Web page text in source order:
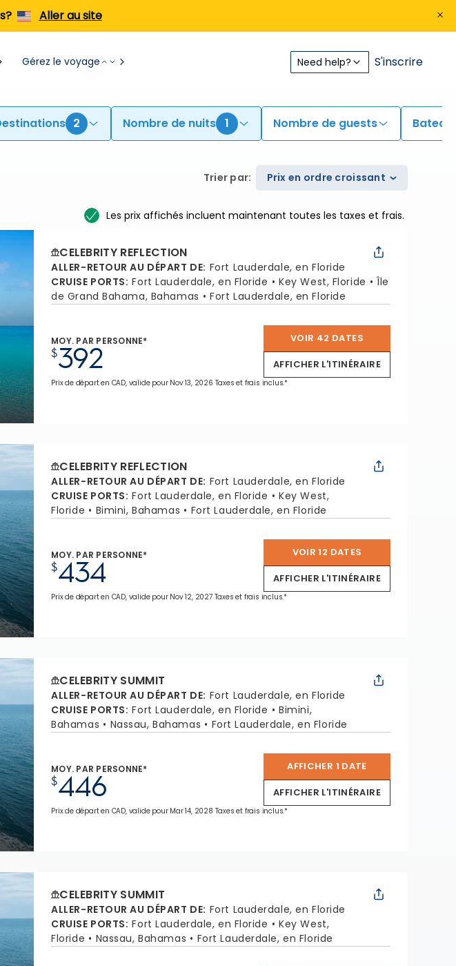
Aller au site
Gérez le voyage Need help? S'inscrire
2 Nombre de nuits 1 Nombre de guests
Trier par: Prix en ordre croissant
Les prix affichés incluent maintenant toutes les taxes et frais.
CELEBRITY REFLECTION
ALLER-RETOUR AU DÉPART DE: Fort Lauderdale, en Floride
CRUISE PORTS: Fort Lauderdale, en Floride Key West, Floride
Île
de Grand Bahama, Bahamas
Fort Lauderdale, en Floride
MOY. PAR PERSONNE*
$392
VOIR 42 DATES
AFFICHER L'ITINÉRAIRE
Prix de départ en CAD, valide pour Nov 13, 2026 Taxes et frais inclus.*
CELEBRITY REFLECTION
ALLER-RETOUR AU DÉPART DE: Fort Lauderdale, en Floride
CRUISE PORTS: Fort Lauderdale, en Floride
Key West,
Floride
Bimini, Bahamas Fort Lauderdale, en Floride
MOY. PAR PERSONNE*
$434
VOIR 12 DATES
AFFICHER L'ITINÉRAIRE
Prix de départ en CAD, valide pour Nov 12, 2027 Taxes et frais inclus.*
CELEBRITY SUMMIT
ALLER-RETOUR AU DÉPART DE: Fort Lauderdale, en Floride
CRUISE PORTS: Fort Lauderdale, en Floride
Bimini,
Bahamas
Nassau, Bahamas Fort Lauderdale, en Floride
MOY. PAR PERSONNE*
$446
AFFICHER 1 DATE
AFFICHER L'ITINÉRAIRE
Prix de départ en CAD, valide pour Mar 14, 2028 Taxes et frais inclus.*
CELEBRITY SUMMIT
ALLER-RETOUR AU DÉPART DE: Fort Lauderdale, en Floride
CRUISE PORTS: Fort Lauderdale, en Floride
Key West,
Floride
Nassau, Bahamas Fort Lauderdale, en Floride